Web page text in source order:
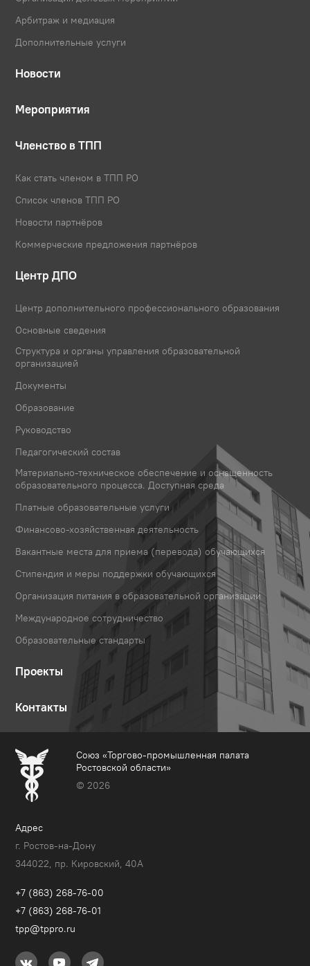
Арбитраж и медиация
Дополнительные услуги
Новости
Мероприятия
Членство в ТПП
Как стать членом в ТПП РО
Список членов ТПП РО
Новости партнёров
Коммерческие предложения партнёров
Центр ДПО
Центр дополнительного профессионального образования
Основные сведения
Структура и органы управления образовательной
организацией
Документы
Образование
Руководство
Педагогический состав
Материально-техническое обеспечение и оснащенность
образовательного процесса. Доступная среда
Платные образовательные услуги
Финансово-хозяйственная деятельность
Вакантные места для приема (перевода) обучающихся
Стипендия и меры поддержки обучающихся
Организация питания в образовательной организации
Международное сотрудничество
Образовательные стандарты
Проекты
Контакты
Союз «Торгово-промышленная палата
Ростовской области»
© 2026
Адрес
г. Ростов-на-Дону
344022, пр. Кировский, 40A
+7 (863) 268-76-00
+7 (863) 268-76-01
tpp@tppro.ru